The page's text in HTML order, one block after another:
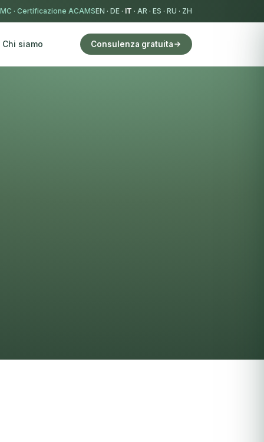
· Certificazione ACAMSEN · DE · IT · AR · ES · RU · ZH
Chi siamo Consulenza gratuita